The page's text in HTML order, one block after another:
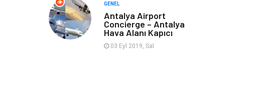
Bilişim Restaurant
İnternet
GENEL
Antalya Airport
Concierge – Antalya
Hava Alanı Kapıcı
03 Eyl 2019, Sal